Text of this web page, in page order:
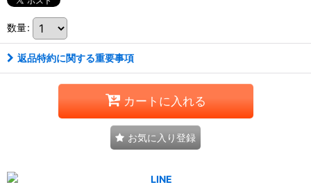
数量:
返品特約に関する重要事項
カートに入れる
お気に入り登録